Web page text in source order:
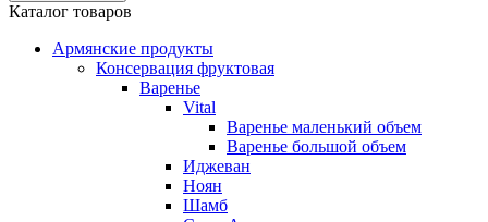
Каталог товаров
Армянские продукты
Консервация фруктовая
Варенье
Vital
Варенье маленький объем
Варенье большой объем
Иджеван
Ноян
Шамб